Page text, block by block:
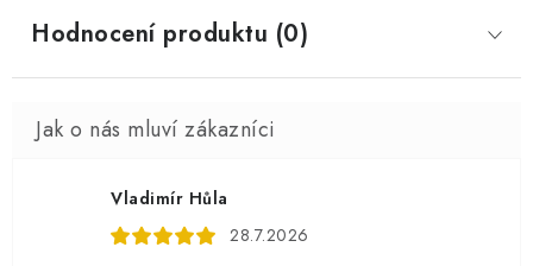
Hodnocení produktu (0)
Vladimír Hůla
28.7.2026